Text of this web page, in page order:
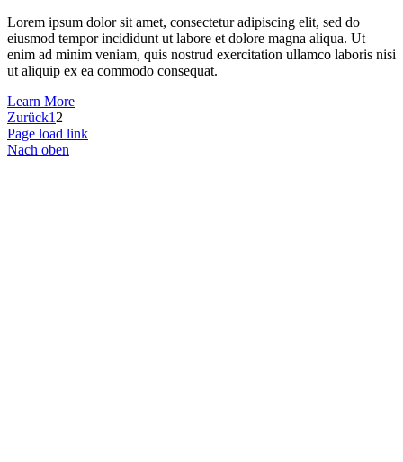
Lorem ipsum dolor sit amet, consectetur adipiscing elit, sed do
eiusmod tempor incididunt ut labore et dolore magna aliqua. Ut
enim ad minim veniam, quis nostrud exercitation ullamco laboris nisi
ut aliquip ex ea commodo consequat.
Learn More
Zurück1 2
Page load link
Nach oben